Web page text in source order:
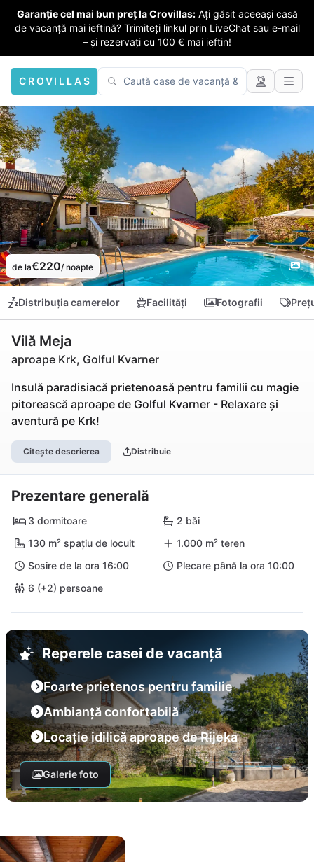
Garanție cel mai bun preț la Crovillas: Ați găsit aceeași casă
de vacanță mai ieftină? Trimiteți linkul prin LiveChat sau e-mail
– și rezervați cu 100 € mai ieftin!
CROVILLAS
de la€220/ noapte
Distribuția camerelor Facilități Fotografii
Vilă Meja
aproape Krk, Golful Kvarner
Insulă paradisiacă prietenoasă pentru familii cu magie
pitorească aproape de Golful Kvarner - Relaxare și
aventură pe Krk!
Citește descrierea Distribuie
Prezentare generală
3 dormitoare
2 băi
130 m² spațiu de locuit
1.000 m² teren
Sosire de la ora 16:00
Plecare până la ora 10:00
6 (+2) persoane
Reperele casei de vacanță
Foarte prietenos pentru familie
Ambianță confortabilă
Locație idilică aproape de Rijeka
Galerie foto